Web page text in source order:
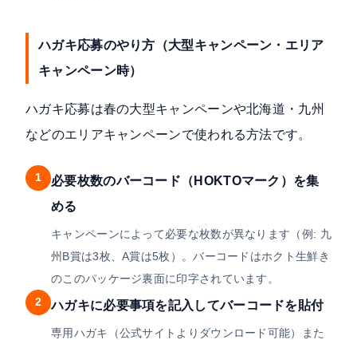
ハガキ応募のやり方（大型キャンペーン・エリア
キャンペーン時）
ハガキ応募は春の大型キャンペーンや北海道・九州
などのエリアキャンペーンで使われる方法です。
1
必要枚数のバーコード（HOKTOマーク）を集
める
キャンペーンによって必要な枚数が異なります（例: 九
州B賞は3枚、A賞は5枚）。バーコードはホクト生鮮き
のこのパッケージ裏面に印字されています。
2 ハガキに必要事項を記入してバーコードを貼付
専用ハガキ（公式サイトよりダウンロード可能）また